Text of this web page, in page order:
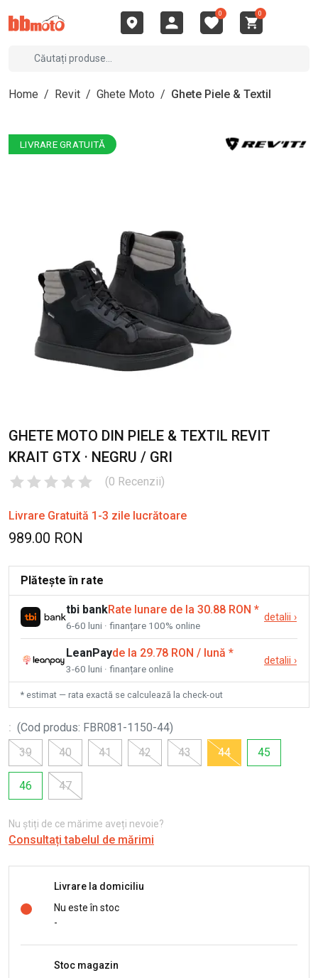
0 0
Home / Revit / Ghete Moto / Ghete Piele & Textil
LIVRARE GRATUITĂ
GHETE MOTO DIN PIELE & TEXTIL REVIT
KRAIT GTX · NEGRU / GRI
(0 Recenzii)
Livrare Gratuită 1-3 zile lucrătoare
989.00 RON
Plătește în rate
tbi bankRate lunare de la 30.88 RON *
6-60 luni · finanțare 100% online
detalii ›
LeanPayde la 29.78 RON / lună *
3-60 luni · finanțare online
detalii ›
* estimat — rata exactă se calculează la check-out
: (Cod produs: FBR081-1150-44)
39
40 41 42 43 44 45
46 47
Nu știți de ce mărime aveți nevoie?
Consultați tabelul de mărimi
Livrare la domiciliu
Nu este în stoc
-
Stoc magazin